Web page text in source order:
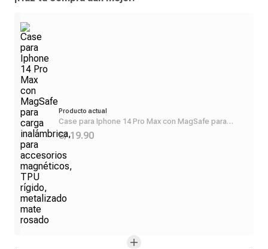
Producto actual
Case para Iphone 14 Pro Max con MagSafe para
carga inalámbrica, para accesorios magnéticos, TPU
rígido, metalizado mate rosado
S/ 19.90